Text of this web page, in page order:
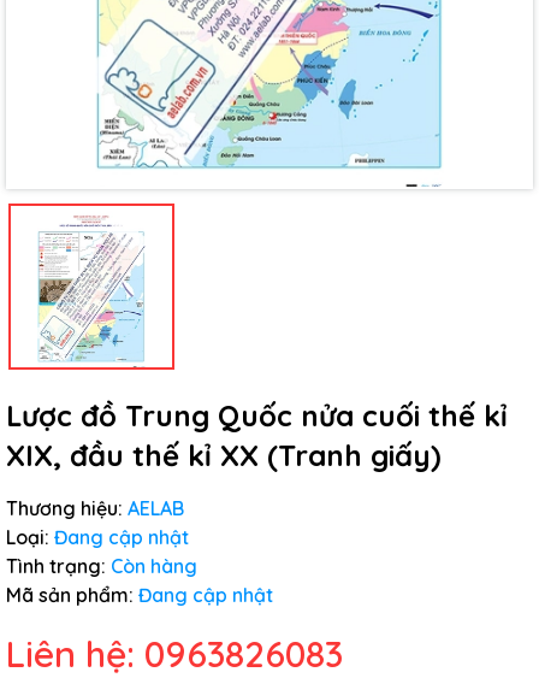
Lược đồ Trung Quốc nửa cuối thế kỉ
XIX, đầu thế kỉ XX (Tranh giấy)
Thương hiệu: AELAB
Loại: Đang cập nhật
Tình trạng: Còn hàng
Mã sản phẩm: Đang cập nhật
Liên hệ: 0963826083